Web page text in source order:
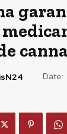
Date: